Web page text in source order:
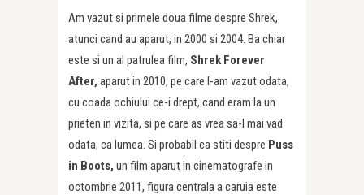
Am vazut si primele doua filme despre Shrek,
atunci cand au aparut, in 2000 si 2004. Ba chiar
este si un al patrulea film, Shrek Forever
After, aparut in 2010, pe care l-am vazut odata,
cu coada ochiului ce-i drept, cand eram la un
prieten in vizita, si pe care as vrea sa-l mai vad
odata, ca lumea. Si probabil ca stiti despre Puss
in Boots, un film aparut in cinematografe in
octombrie 2011, figura centrala a caruia este